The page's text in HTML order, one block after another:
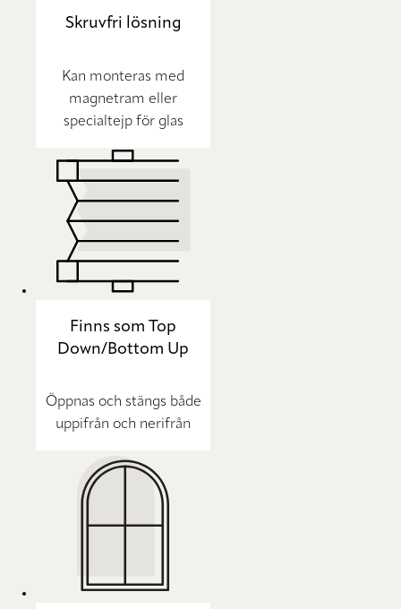
Skruvfri lösning
Kan monteras med
magnetram eller
specialtejp för glas
Finns som Top
Down/Bottom Up
Öppnas och stängs både
uppifrån och nerifrån